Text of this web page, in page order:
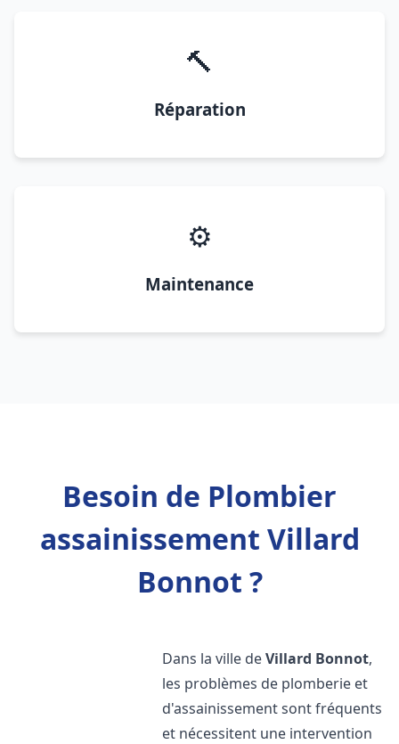
🔨
Réparation
⚙️
Maintenance
Besoin de Plombier
assainissement Villard
Bonnot ?
Dans la ville deVillard Bonnot,
les problèmes de plomberie et
d'assainissement sont fréquents
et nécessitent une intervention